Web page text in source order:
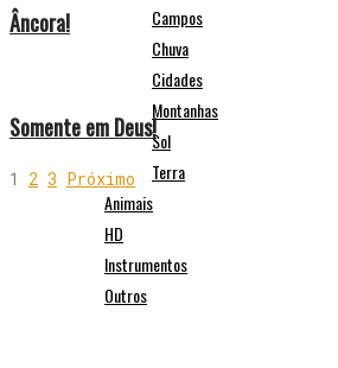
Campos
Chuva
Cidades
Montanhas
Sol
Terra
Animais
HD
Instrumentos
Outros
Âncora!
Somente em Deus!
1 2 3 Próximo